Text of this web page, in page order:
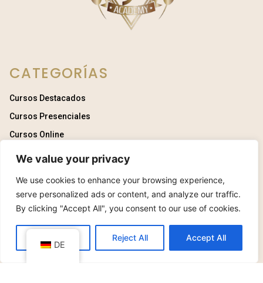
We value your privacy
We use cookies to enhance your browsing experience,
serve personalized ads or content, and analyze our traffic.
By clicking "Accept All", you consent to our use of cookies.
Reject All Accept All
CATEGORÍAS
Cursos Destacados
Cursos Presenciales
Cursos Online
ENLACES
Inicio
Quiénes Somos
Cursos
Profesores DE
Contáctanos